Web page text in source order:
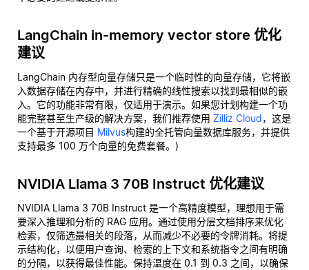
LangChain in-memory vector store 优化
建议
LangChain 内存型向量存储只是一个临时性的向量存储，它将嵌
入数据存储在内存中，并进行精确的线性搜索以找到最相似的嵌
入。它的功能非常有限，仅适用于演示。如果您计划构建一个功
能完整甚至生产级的解决方案，我们推荐使用 Zilliz Cloud，这是
一个基于开源项目 Milvus构建的全托管向量数据库服务，并提供
支持最多 100 万个向量的免费套餐。)
NVIDIA Llama 3 70B Instruct 优化建议
NVIDIA Llama 3 70B Instruct 是一个高精度模型，理想用于需
要深入推理和分析的 RAG 应用。通过使用分层文档排序来优化
检索，仅筛选最相关的段落，从而减少不必要的令牌消耗。将提
示结构化，以便用户查询、检索的上下文和系统指令之间有明确
的分隔，以获得最佳性能。保持温度在 0.1 到 0.3 之间，以确保